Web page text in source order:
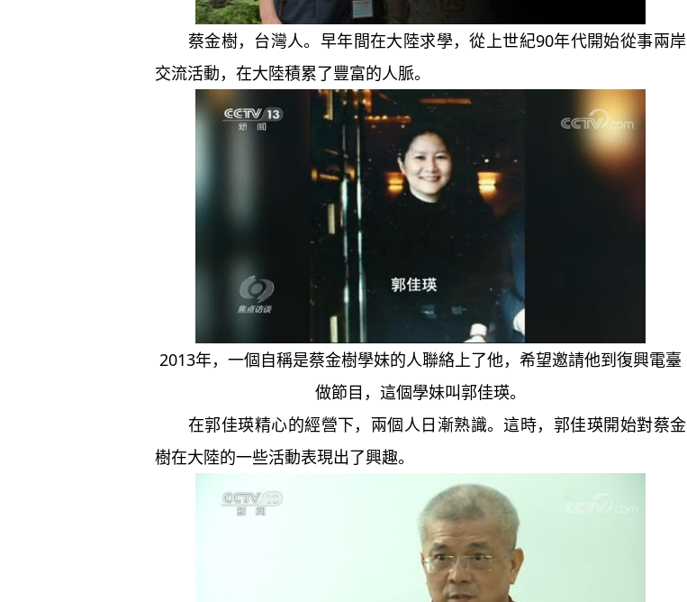
蔡金樹，台灣人。早年間在大陸求學，從上世紀90年代開始從事兩岸
交流活動，在大陸積累了豐富的人脈。
2013年，一個自稱是蔡金樹學妹的人聯絡上了他，希望邀請他到復興電臺
做節目，這個學妹叫郭佳瑛。
在郭佳瑛精心的經營下，兩個人日漸熟識。這時，郭佳瑛開始對蔡金
樹在大陸的一些活動表現出了興趣。